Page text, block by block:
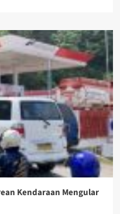
Kendaraan Mengular